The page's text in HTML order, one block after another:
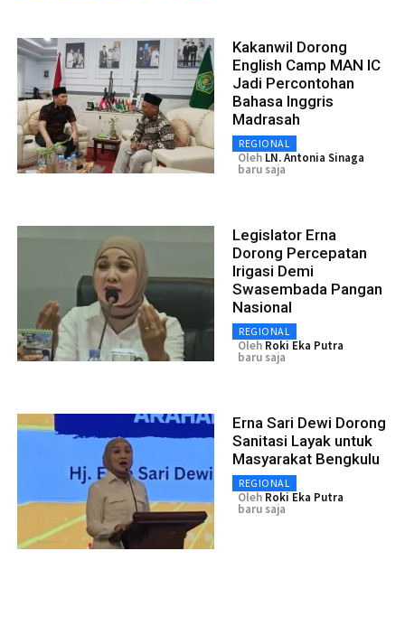
Kakanwil Dorong
English Camp MAN IC
Jadi Percontohan
Bahasa Inggris
Madrasah
REGIONAL
Oleh LN. Antonia Sinaga
baru saja
Legislator Erna
Dorong Percepatan
Irigasi Demi
Swasembada Pangan
Nasional
REGIONAL
Oleh Roki Eka Putra
baru saja
Erna Sari Dewi Dorong
Sanitasi Layak untuk
Masyarakat Bengkulu
REGIONAL
Oleh Roki Eka Putra
baru saja